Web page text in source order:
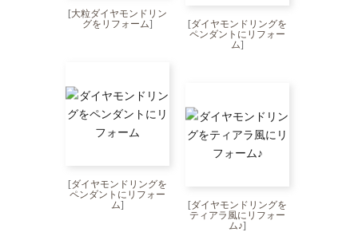
[大粒ダイヤモンドリン
グをリフォーム] [ダイヤモンドリングを
ペンダントにリフォー
ム]
[ダイヤモンドリングを
ペンダントにリフォー
ム] [ダイヤモンドリングを
ティアラ風にリフォー
ム♪]